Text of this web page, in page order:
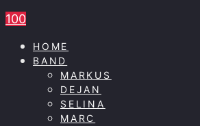
100
HOME
BAND
MARKUS
DEJAN
SELINA
MARC